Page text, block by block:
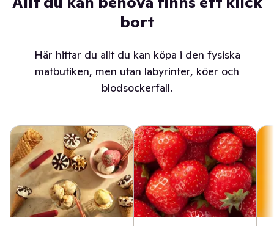
bort
Här hittar du allt du kan köpa i den fysiska
matbutiken, men utan labyrinter, köer och
blodsockerfall.